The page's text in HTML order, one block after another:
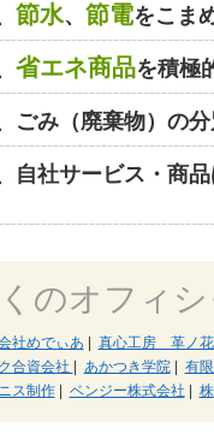
節水、 節電をこま
省エネ商品を積極
ごみ（廃棄物）の分
自社サービス・商
のオフィ
社めでぃあ 真心工房 革ノ
合資会社
あかつき学院| 有
ス制作| ベンジー株式会社